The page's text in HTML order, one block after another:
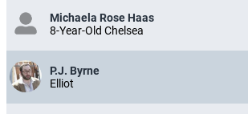
Michaela Rose Haas
8-Year-Old Chelsea
P.J. Byrne
Elliot